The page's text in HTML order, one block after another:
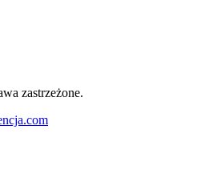
zastrzeżone.